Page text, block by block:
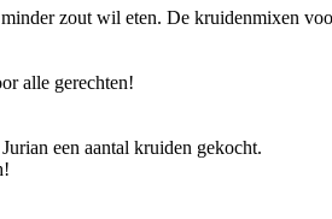
zout wil eten. De kruidenmixen
alle gerechten!
een aantal kruiden gekocht.